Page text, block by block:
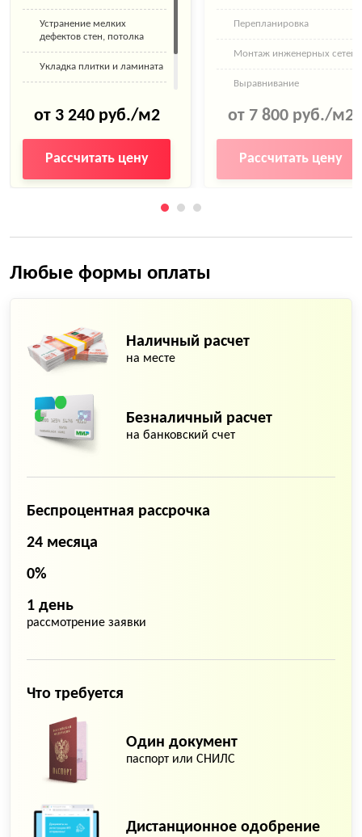
Устранение мелких
дефектов стен, потолка
Укладка плитки и ламината
Поклейка обоев
от 3 240 руб./м2
Рассчитать цену
Перепланировка
Монтаж инженерных сетей
Выравнивание
от 7 800 руб./м2
Рассчитать цену
Любые формы оплаты
Наличный расчет
на месте
Безналичный расчет
на банковский счет
Беспроцентная рассрочка
24 месяца
0%
1 день
рассмотрение заявки
Что требуется
Один документ
паспорт или СНИЛС
Дистанционное одобрение